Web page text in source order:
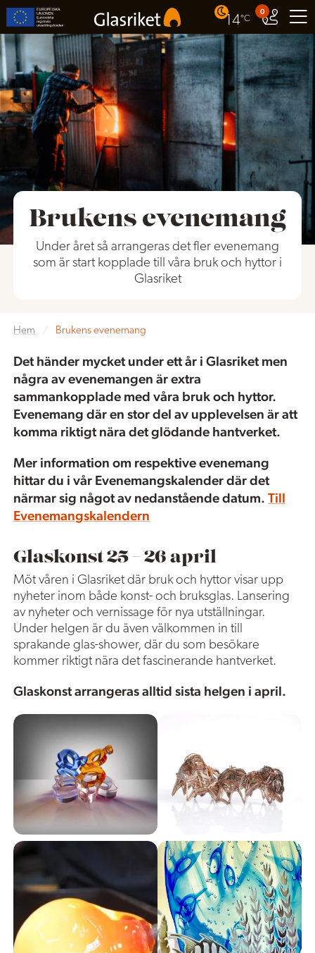
14°C
0
Brukens evenemang
Under året så arrangeras det fler evenemang
som är start kopplade till våra bruk och hyttor i
Glasriket
Hem / Brukens evenemang
Det händer mycket under ett år i Glasriket men
några av evenemangen är extra
sammankopplade med våra bruk och hyttor.
Evenemang där en stor del av upplevelsen är att
komma riktigt nära det glödande hantverket.
Mer information om respektive evenemang
hittar du i vår Evenemangskalender där det
närmar sig något av nedanstående datum. Till
Evenemangskalendern
Glaskonst 25 – 26 april
Möt våren i Glasriket där bruk och hyttor visar upp
nyheter inom både konst- och bruksglas. Lansering
av nyheter och vernissage för nya utställningar.
Under helgen är du även välkommen in till
sprakande glas-shower, där du som besökare
kommer riktigt nära det fascinerande hantverket.
Glaskonst arrangeras alltid sista helgen i april.